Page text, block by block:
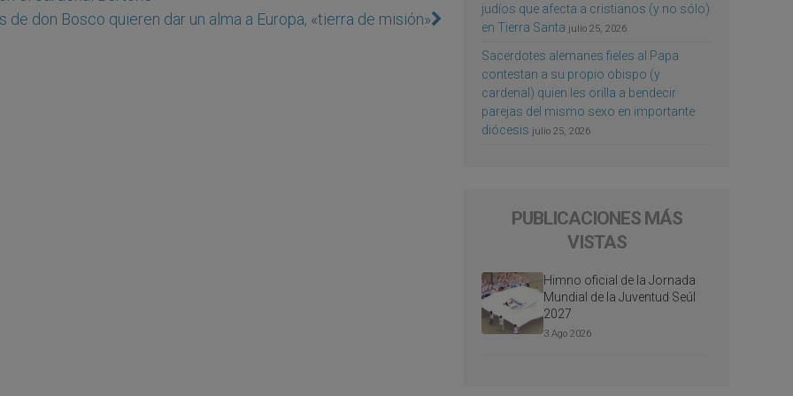
de don Bosco quieren dar un alma a Europa, «tierra de misión»
judíos que afecta a cristianos (y no sólo)
en Tierra Santa julio 25, 2026
Sacerdotes alemanes fieles al Papa
contestan a su propio obispo (y
cardenal) quien les orilla a bendecir
parejas del mismo sexo en importante
diócesis julio 25, 2026
PUBLICACIONES MÁS
VISTAS
Himno oficial de la Jornada
Mundial de la Juventud Seúl
2027
3 Ago 2026